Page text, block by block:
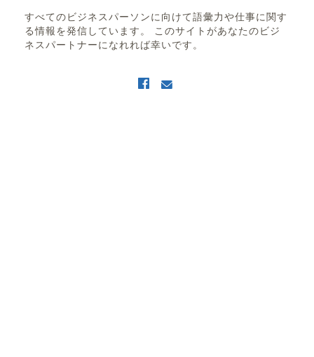
すべてのビジネスパーソンに向けて語彙力や仕事に関す
る情報を発信しています。 このサイトがあなたのビジ
ネスパートナーになれれば幸いです。